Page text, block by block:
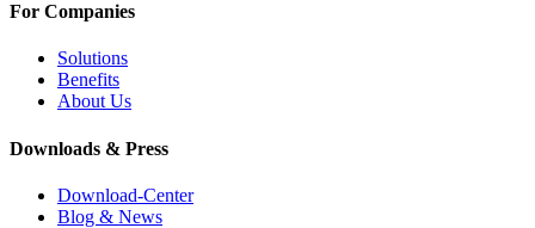
For Companies
Solutions
Benefits
About Us
Downloads & Press
Download-Center
Blog & News